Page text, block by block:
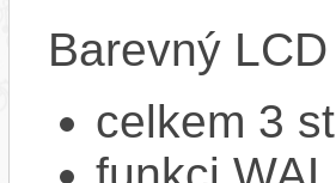
Barevný
celkem 3